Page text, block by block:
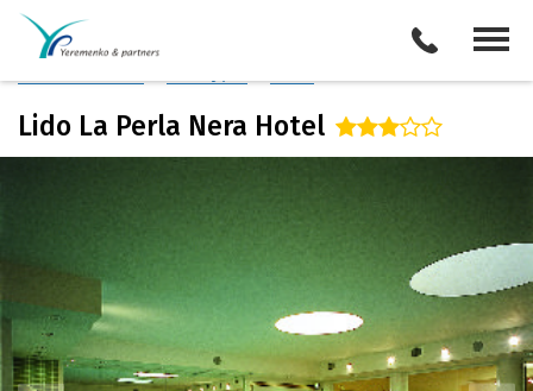
Италия
Описание отеля
Lido La Perla Nera Hotel